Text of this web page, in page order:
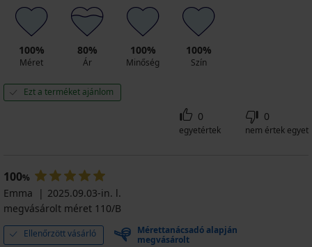
100%
Méret
80%
Ár
100%
Minőség
100%
Szín
Ezt a terméket ajánlom
0
egyetértek
0
nem értek egyet
100%
Emma
2025.09.03-in. l.
megvásárolt méret 110/B
Ellenőrzött vásárló
Mérettanácsadó alapján
megvásárolt